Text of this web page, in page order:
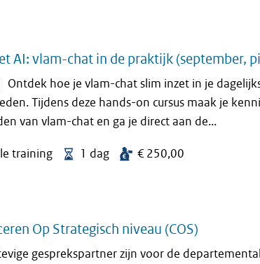
AI: vlam-chat in de praktijk (september,
Ontdek hoe je vlam-chat slim inzet in je
Tijdens deze hands-on cursus maak je
van vlam-chat en ga je direct aan de...
training 1 dag € 250,00
Op Strategisch niveau (COS)
gesprekspartner zijn voor de